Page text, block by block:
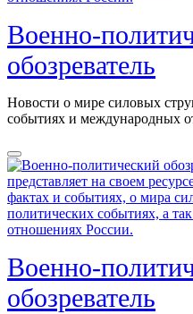
Военно-
обозреватель
Новости о мире силовых
событиях и международных
Военно-
обозреватель